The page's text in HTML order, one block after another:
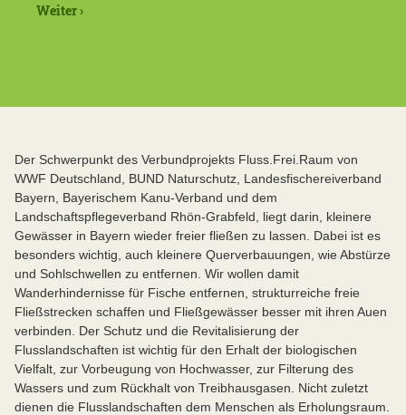
Weiter ›
Der Schwerpunkt des Verbundprojekts Fluss.Frei.Raum von
WWF Deutschland, BUND Naturschutz, Landesfischereiverband
Bayern, Bayerischem Kanu-Verband und dem
Landschaftspflegeverband Rhön-Grabfeld, liegt darin, kleinere
Gewässer in Bayern wieder freier fließen zu lassen. Dabei ist es
besonders wichtig, auch kleinere Querverbauungen, wie Abstürze
und Sohlschwellen zu entfernen. Wir wollen damit
Wanderhindernisse für Fische entfernen, strukturreiche freie
Fließstrecken schaffen und Fließgewässer besser mit ihren Auen
verbinden. Der Schutz und die Revitalisierung der
Flusslandschaften ist wichtig für den Erhalt der biologischen
Vielfalt, zur Vorbeugung von Hochwasser, zur Filterung des
Wassers und zum Rückhalt von Treibhausgasen. Nicht zuletzt
dienen die Flusslandschaften dem Menschen als Erholungsraum.